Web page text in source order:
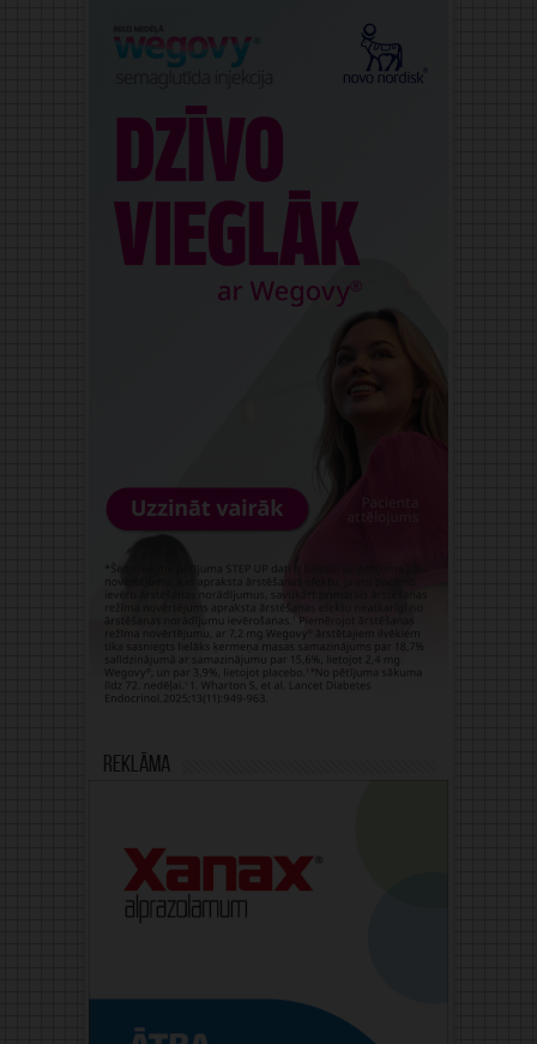
Reklāma